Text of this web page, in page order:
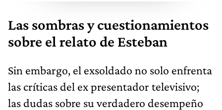
Las sombras y cuestionamientos
sobre el relato de Esteban
Sin embargo, el exsoldado no solo enfrenta
las críticas del ex presentador televisivo;
las dudas sobre su verdadero desempeño